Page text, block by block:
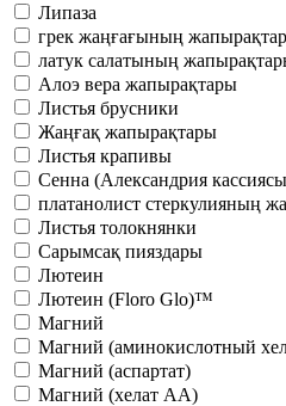
Липаза
грек жаңғағының
латук салатының
Алоэ вера жапырақтары
Листья брусники
Жаңғақ жапырақтары
Листья крапивы
Сенна (Александрия
платанолист стеркулияның
Листья толокнянки
Сарымсақ пияздары
Лютеин
Лютеин (Floro Glo)™
Магний
Магний (аминокислотный
Магний (аспартат)
Магний (хелат АА)